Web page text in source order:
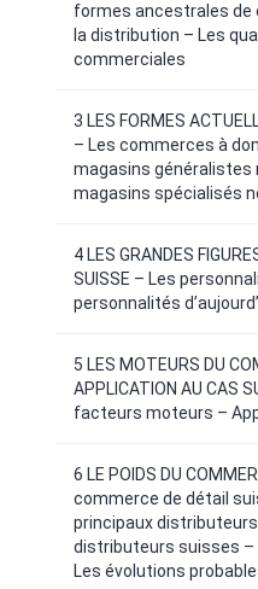
formes ancestrales de
la distribution – Les
commerciales
3 LES FORMES
– Les commerces à
magasins généralistes
magasins spécialisés
4 LES GRANDES
SUISSE – Les
personnalités
5 LES MOTEURS DU
APPLICATION AU CAS
facteurs moteurs –
6 LE POIDS DU
commerce de détail
principaux
distributeurs suisses –
Les évolutions